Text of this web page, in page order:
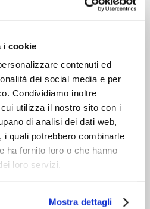
i cookie
contenuti ed
dei social media e per
Condividiamo inoltre
utilizza il nostro sito con i
di analisi dei dati web,
i quali potrebbero combinarle
ha fornito loro o che hanno
loro servizi.
Mostra dettagli